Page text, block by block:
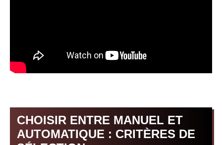
CHOISIR ENTRE MANUEL ET
AUTOMATIQUE : CRITÈRES DE